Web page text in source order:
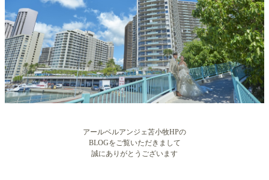
アールベルアンジェ苫小牧HPの
BLOGをご覧いただきまして
誠にありがとうございます